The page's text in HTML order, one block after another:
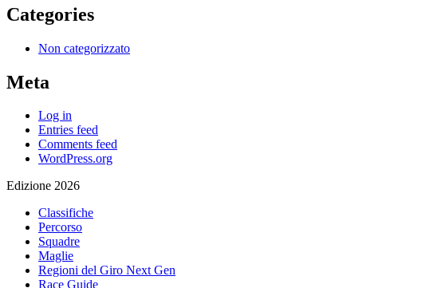
Categories
Non categorizzato
Meta
Log in
Entries feed
Comments feed
WordPress.org
Edizione 2026
Classifiche
Percorso
Squadre
Maglie
Regioni del Giro Next Gen
Race Guide